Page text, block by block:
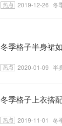
2019-12-26 冬
冬季格子半身裙
2020-01-09 半
冬季格子上衣搭
2019-11-01 冬